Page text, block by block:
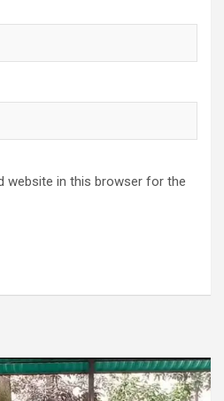
website in this browser for the